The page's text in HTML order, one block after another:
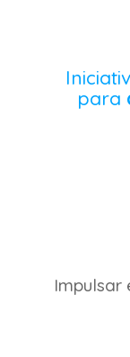
para
Impulsar